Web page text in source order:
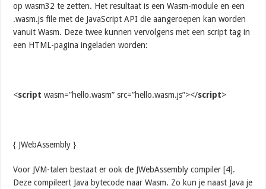
op wasm32 te zetten. Het resultaat is een Wasm-module en een
.wasm.js file met de JavaScript API die aangeroepen kan worden
vanuit Wasm. Deze twee kunnen vervolgens met een script tag in
een HTML-pagina ingeladen worden:
<script wasm=”hello.wasm” src=”hello.wasm.js”></script>
{ JWebAssembly }
Voor JVM-talen bestaat er ook de JWebAssembly compiler [4].
Deze compileert Java bytecode naar Wasm. Zo kun je naast Java je